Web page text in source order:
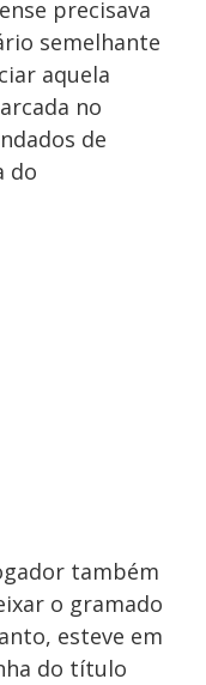
precisava
semelhante
aquela
no
de
do
também
o gramado
esteve em
do título